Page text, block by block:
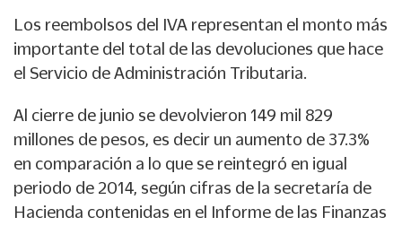
Los reembolsos del IVA representan el monto más
importante del total de las devoluciones que hace
el Servicio de Administración Tributaria.
Al cierre de junio se devolvieron 149 mil 829
millones de pesos, es decir un aumento de 37.3%
en comparación a lo que se reintegró en igual
periodo de 2014, según cifras de la secretaría de
Hacienda contenidas en el Informe de las Finanzas